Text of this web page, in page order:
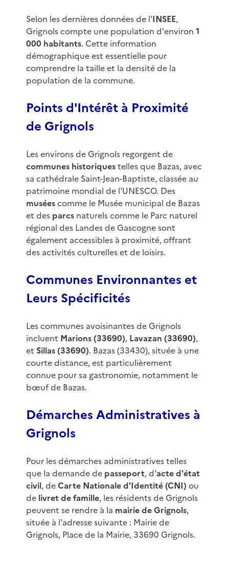
Selon les dernières données de l'INSEE,
Grignols compte une population d'environ 1
000 habitants. Cette information
démographique est essentielle pour
comprendre la taille et la densité de la
population de la commune.
Points d'Intérêt à Proximité
de Grignols
Les environs de Grignols regorgent de
communes historiquestelles que Bazas, avec
sa cathédrale Saint-Jean-Baptiste, classée au
patrimoine mondial de l'UNESCO. Des
muséescomme le Musée municipal de Bazas
et des parcsnaturels comme le Parc naturel
régional des Landes de Gascogne sont
également accessibles à proximité, offrant
des activités culturelles et de loisirs.
Communes Environnantes et
Leurs Spécificités
Les communes avoisinantes de Grignols
incluent Marions (33690), Lavazan (33690),
et Sillas (33690). Bazas (33430), située à une
courte distance, est particulièrement
connue pour sa gastronomie, notamment le
bœuf de Bazas.
Démarches Administratives à
Grignols
Pour les démarches administratives telles
que la demande de passeport, d'acte d'état
civil, deCarte Nationale d'Identité (CNI) ou
de livret de famille, les résidents de Grignols
peuvent se rendre à la mairie de Grignols,
située à l'adresse suivante : Mairie de
Grignols, Place de la Mairie, 33690 Grignols.